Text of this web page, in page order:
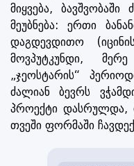
მიყვება,
მეუბნება: ერთი
დაგდევდითო
მოვპუტკუნდი,
„ჯეოსტარის“
ძალიან ბევრს
პროექტი დასრულდა,
თვეში ფორმაში